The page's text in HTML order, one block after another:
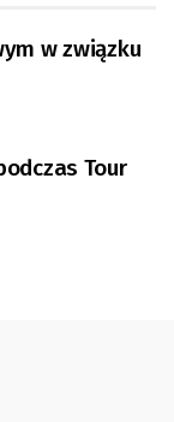
w związku
Tour